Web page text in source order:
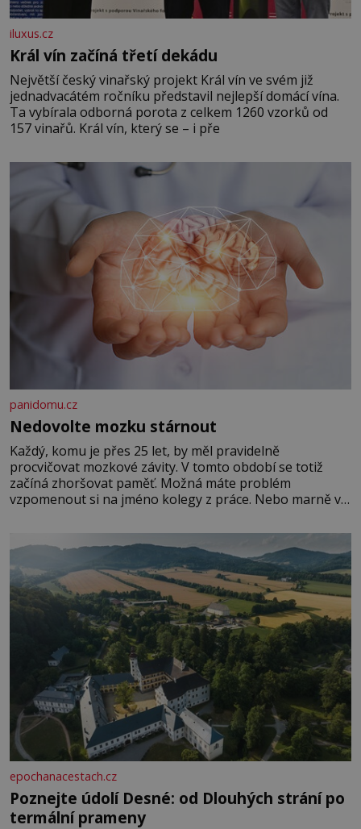
iluxus.cz
Král vín začíná třetí dekádu
Největší český vinařský projekt Král vín ve svém již
jednadvacátém ročníku představil nejlepší domácí vína.
Ta vybírala odborná porota z celkem 1260 vzorků od
157 vinařů. Král vín, který se – i pře
panidomu.cz
Nedovolte mozku stárnout
Každý, komu je přes 25 let, by měl pravidelně
procvičovat mozkové závity. V tomto období se totiž
začíná zhoršovat paměť. Možná máte problém
vzpomenout si na jméno kolegy z práce. Nebo marně v
Je to opravdu tak, s věkem jako kdyby se paměť
rozhodla stávkovat. Cvičte
epochanacestach.cz
Poznejte údolí Desné: od Dlouhých strání po
termální prameny